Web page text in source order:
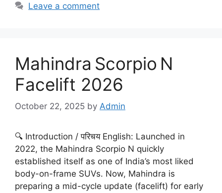
Leave a comment
Mahindra Scorpio N
Facelift 2026
October 22, 2025 by Admin
🔍 Introduction / परिचय English: Launched in
2022, the Mahindra Scorpio N quickly
established itself as one of India’s most liked
body-on-frame SUVs. Now, Mahindra is
preparing a mid-cycle update (facelift) for early